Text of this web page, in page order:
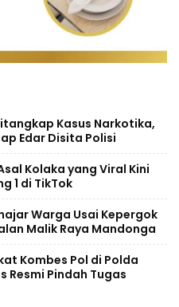
Kasus Narkotika,
Edar Disita Polisi
Kolaka yang Viral Kini
1 di TikTok
Warga Usai Kepergok
Malik Raya Mandonga
Kombes Pol di Polda
Resmi Pindah Tugas